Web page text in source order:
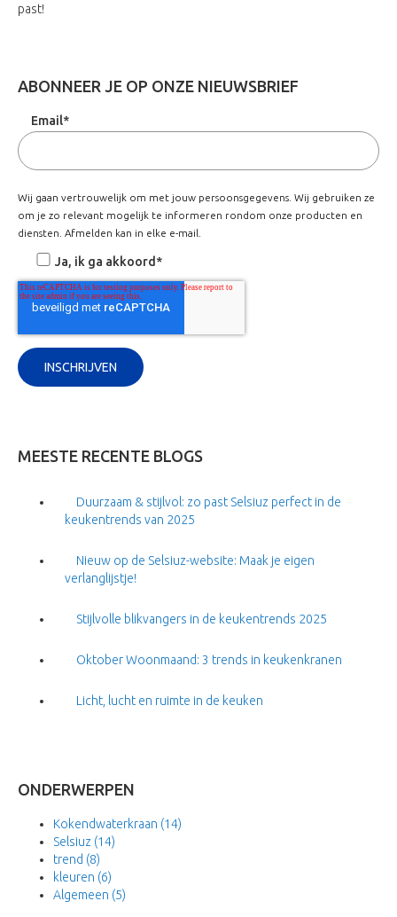
past!
ABONNEER JE OP ONZE NIEUWSBRIEF
Email*
Wij gaan vertrouwelijk om met jouw persoonsgegevens. Wij gebruiken ze
om je zo relevant mogelijk te informeren rondom onze producten en
diensten. Afmelden kan in elke e-mail.
Ja, ik ga akkoord *
MEESTE RECENTE BLOGS
Duurzaam & stijlvol: zo past Selsiuz perfect in de
keukentrends van 2025
Nieuw op de Selsiuz-website: Maak je eigen
verlanglijstje!
Stijlvolle blikvangers in de keukentrends 2025
Oktober Woonmaand: 3 trends in keukenkranen
Licht, lucht en ruimte in de keuken
ONDERWERPEN
Kokendwaterkraan (14)
Selsiuz (14)
trend (8)
kleuren (6)
Algemeen (5)